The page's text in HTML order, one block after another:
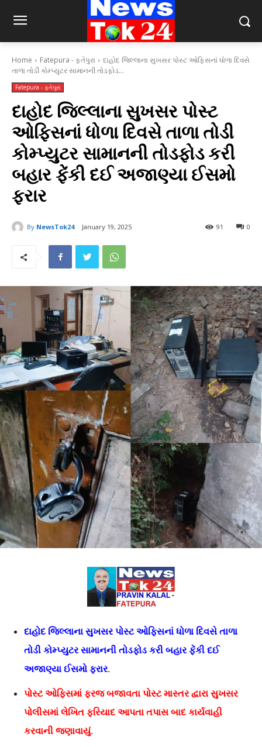
Home Fatepura - ફતેપુરા
દાહોદ જિલ્લાના સુખસર પોસ્ટ ઓફિસનાં ધોળા દિવસે
તાળા તોડી કોમ્પ્યુટર સામાનની તોડફોડ...
Fatepura - ફતેપુરા
દાહોદ જિલ્લાના સુખસર પોસ્ટ
ઓફિસનાં ધોળા દિવસે તાળા તોડી
કોમ્પ્યુટર સામાનની તોડફોડ કરી
બહાર ફેંકી દઈ અજાણ્યા ઈસમો
ફરાર
By NewsTok24 January 19, 2025 0
91
દાહોદ જિલ્લાના સુખસર પોસ્ટ ઓફિસનાં ધોળા દિવસે તાળા
તોડી કોમ્પ્યુટર સામાનની તોડફોડ કરી બહાર ફેંકી દઈ
અજાણ્યા ઈસમો ફરાર.
પોસ્ટ ઓફિસમાં ફરજ બજાવતા પોસ્ટ માસ્તર દ્વારા સુખસર
પોલીસમાં લેખિત ફરિયાદ આપતા તપાસ બાદ કાર્યવાહી
કરવાની જણાવાયું.